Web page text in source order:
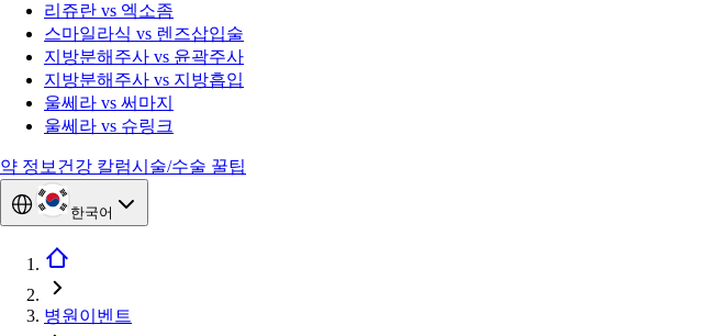
리쥬란 vs 엑소좀
스마일라식 vs 렌즈삽입술
지방분해주사 vs 윤곽주사
지방분해주사 vs 지방흡입
울쎄라 vs 써마지
울쎄라 vs 슈링크
약 정보 건강 칼럼시술/수술 꿀팁
한국어
병원이벤트